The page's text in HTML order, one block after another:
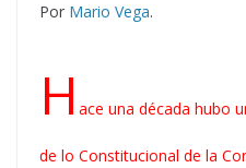
Por Mario Vega.
H ace una década hubo
de lo Constitucional de la